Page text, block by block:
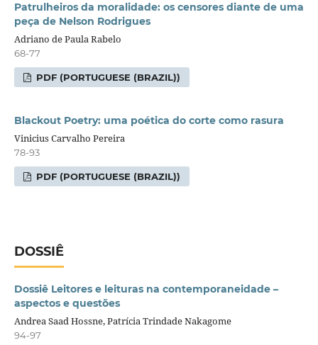
Patrulheiros da moralidade: os censores diante de uma
peça de Nelson Rodrigues
Adriano de Paula Rabelo
68-77
PDF (PORTUGUESE (BRAZIL))
Blackout Poetry: uma poética do corte como rasura
Vinicius Carvalho Pereira
78-93
PDF (PORTUGUESE (BRAZIL))
DOSSIÊ
Dossiê Leitores e leituras na contemporaneidade –
aspectos e questões
Andrea Saad Hossne, Patrícia Trindade Nakagome
94-97